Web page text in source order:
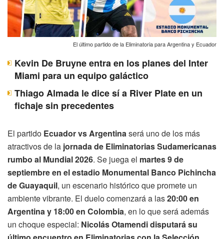
El último partido de la Eliminatoria para Argentina y Ecuador
Kevin De Bruyne entra en los planes del Inter
Miami para un equipo galáctico
Thiago Almada le dice sí a River Plate en un
fichaje sin precedentes
El partido Ecuador vs Argentinaserá uno de los más
atractivos de la jornada de Eliminatorias Sudamericanas
rumbo al Mundial 2026. Se juega el martes 9 de
septiembre en el estadio Monumental Banco Pichincha
de Guayaquil, un escenario histórico que promete un
ambiente vibrante. El duelo comenzará a las20:00 en
Argentina y 18:00 en Colombia, en lo que será además
un choque especial: Nicolás Otamendi disputará su